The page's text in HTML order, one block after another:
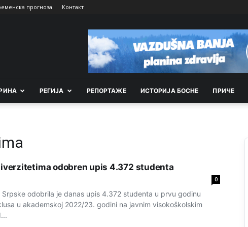
прогноза Контакт
РEГИЈА РEПОРТАЖE ИСТОРИЈА БОСНЕ ПРИЧЕ
odobren upis 4.372 studenta
0
Srpske odobrila je danas upis 4.372 studenta u prvu godinu
u akademskoj 2022/23. godini na javnim visokoškolskim